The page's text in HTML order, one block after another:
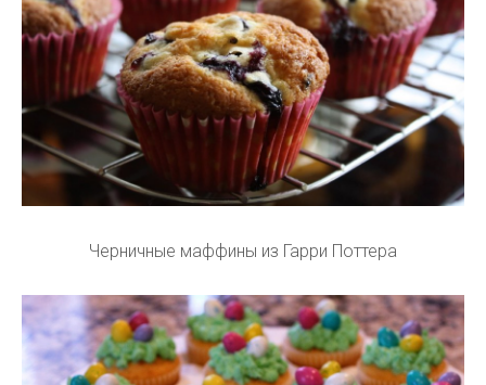
Черничные маффины из Гарри Поттера